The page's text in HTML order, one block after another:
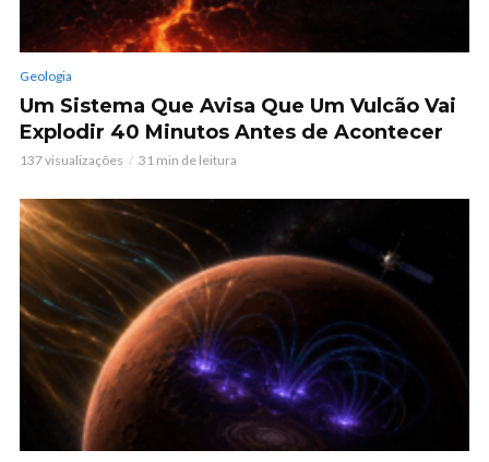
Geologia
Um Sistema Que Avisa Que Um Vulcão Vai
Explodir 40 Minutos Antes de Acontecer
137 visualizações 31 min de leitura